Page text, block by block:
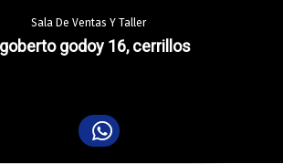
Sala De Ventas Y Taller
godoy 16, cerrillos